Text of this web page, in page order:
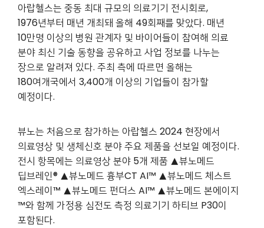
아랍헬스는 중동 최대 규모의 의료기기 전시회로,
1976년부터 매년 개최돼 올해 49회째를 맞았다. 매년
10만명 이상의 병원 관계자 및 바이어들이 참여해 의료
분야 최신 기술 동향을 공유하고 사업 정보를 나누는
장으로 알려져 있다. 주최 측에 따르면 올해는
180여개국에서 3,400개 이상의 기업들이 참가할
예정이다.
뷰노는 처음으로 참가하는 아랍헬스 2024 현장에서
의료영상 및 생체신호 분야 주요 제품을 선보일 예정이다.
전시 항목에는 의료영상 분야 5개 제품 ▲뷰노메드
딥브레인® ▲뷰노메드 흉부CT AI™ ▲뷰노메드 체스트
엑스레이™ ▲뷰노메드 펀더스 AI™ ▲뷰노메드 본에이지
™와 함께 가정용 심전도 측정 의료기기 하티브 P30이
포함된다.